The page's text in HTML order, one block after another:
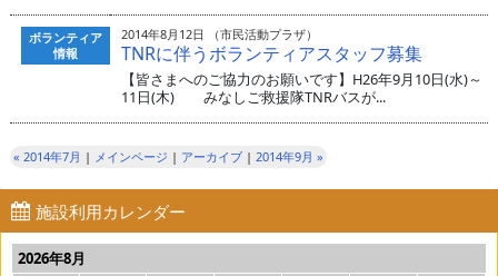
ボランティア
情報
2014年8月12日 （市民活動プラザ）
TNRに伴うボランティアスタッフ募集
【皆さまへのご協力のお願いです】H26年9月10日(水)～
11日(木) みなしご救援隊TNRバスが...
« 2014年7月 | メインページ | アーカイブ| 2014年9月 »
施設利用カレンダー
2026年8月